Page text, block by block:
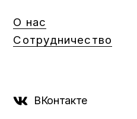
О нас
Сотрудничество
ВКонтакте